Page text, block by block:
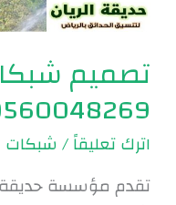
تصميم
اترك تعليقاً/شبكات
تقدم مؤسسة حديقة